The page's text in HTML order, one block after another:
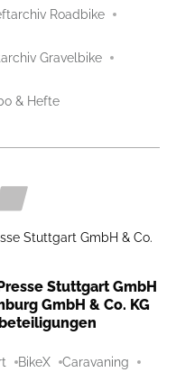
Roadbike
Gravelbike
& Hefte
Stuttgart GmbH & Co.
Stuttgart GmbH
GmbH & Co. KG
BikeX Caravaning